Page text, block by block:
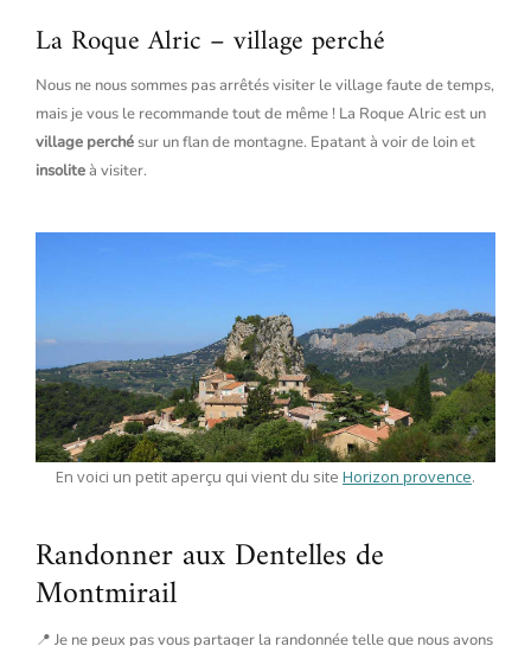
La Roque Alric – village perché
Nous ne nous sommes pas arrêtés visiter le village faute de temps,
mais je vous le recommande tout de même ! La Roque Alric est un
village perchésur un flan de montagne. Epatant à voir de loin et
insoliteà visiter.
En voici un petit aperçu qui vient du site Horizon provence.
Randonner aux Dentelles de
Montmirail
📍 Je ne peux pas vous partager la randonnée telle que nous avons